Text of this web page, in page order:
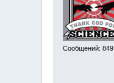
Сообщений: 849